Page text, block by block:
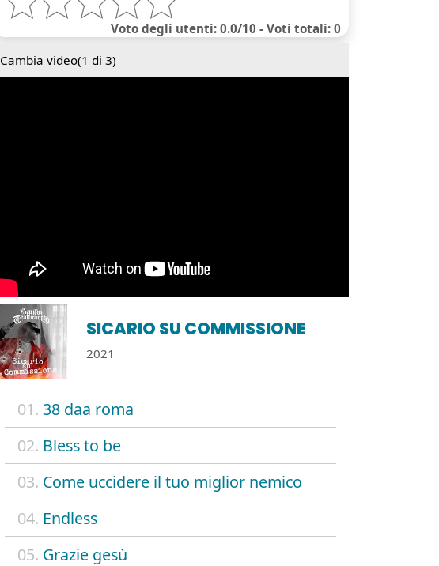
Voto degli utenti: 0.0/10 - Voti totali: 0
Cambia video(1 di 3)
SICARIO SU COMMISSIONE
2021
01. 38 daa roma
02. Bless to be
03. Come uccidere il tuo miglior nemico
04. Endless
05. Grazie gesù